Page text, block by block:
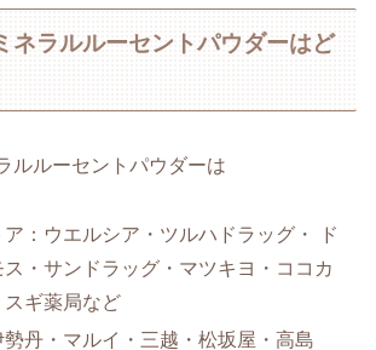
ネラルルーセントパウダーはど
ルルーセントパウダーは
ア：ウエルシア・ツルハドラッグ・ ド
・サンドラッグ・マツキヨ・ココカ
ギ薬局など
丹・マルイ・三越・松坂屋・高島